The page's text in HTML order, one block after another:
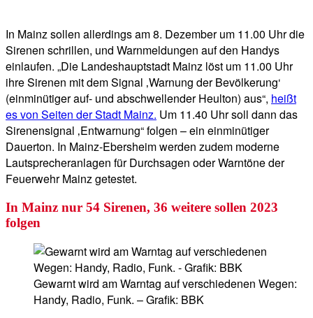
In Mainz sollen allerdings am 8. Dezember um 11.00 Uhr die
Sirenen schrillen, und Warnmeldungen auf den Handys
einlaufen. „Die Landeshauptstadt Mainz löst um 11.00 Uhr
ihre Sirenen mit dem Signal ‚Warnung der Bevölkerung‘
(einminütiger auf- und abschwellender Heulton) aus“, heißt
es von Seiten der Stadt Mainz. Um 11.40 Uhr soll dann das
Sirenensignal ‚Entwarnung“ folgen – ein einminütiger
Dauerton. In Mainz-Ebersheim werden zudem moderne
Lautsprecheranlagen für Durchsagen oder Warntöne der
Feuerwehr Mainz getestet.
In Mainz nur 54 Sirenen, 36 weitere sollen 2023
folgen
Gewarnt wird am Warntag auf verschiedenen Wegen:
Handy, Radio, Funk. – Grafik: BBK